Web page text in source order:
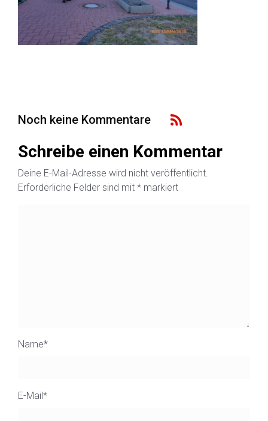
Noch keine Kommentare
Schreibe einen Kommentar
Deine E-Mail-Adresse wird nicht veröffentlicht.
Erforderliche Felder sind mit * markiert
Name*
E-Mail*